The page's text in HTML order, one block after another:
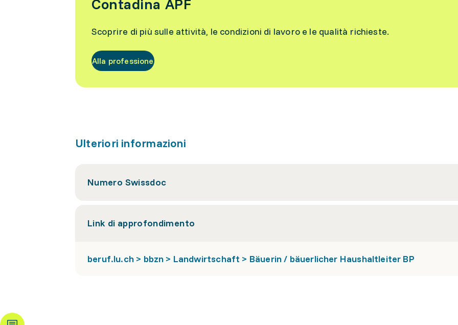
Contadina APF
Scoprire di più sulle attività, le condizioni di lavoro e le qualità richieste.
Alla professione
Ulteriori informazioni
Numero Swissdoc
Link di approfondimento
beruf.lu.ch > bbzn > Landwirtschaft > Bäuerin / bäuerlicher Haushaltleiter BP